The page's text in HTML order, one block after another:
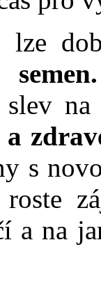
lze
slev
s
na